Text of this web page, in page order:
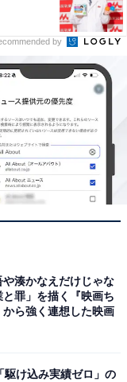
by
や湊かなえだけじゃな
と罪」を描く『映画ち
から強く連想した映画
駆け込み実績ゼロ」の